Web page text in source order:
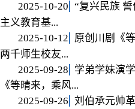
2025-10-20
“复兴民族
主义教育基...
2025-10-12
原创川剧《
两千师生校友...
2025-09-28
学弟学妹演
《等晴来，乘风...
2025-09-26
刘伯承元帅